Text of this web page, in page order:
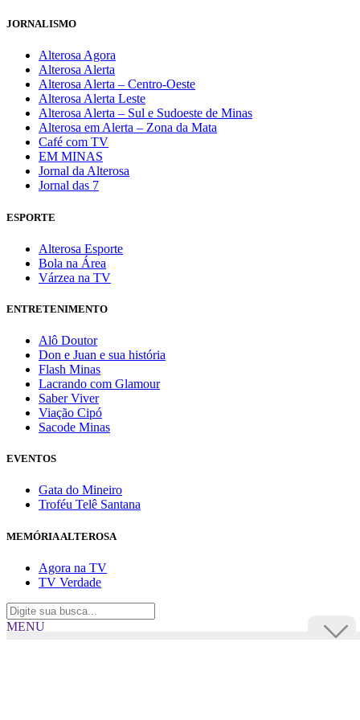
JORNALISMO
Alterosa Agora
Alterosa Alerta
Alterosa Alerta – Centro-Oeste
Alterosa Alerta Leste
Alterosa Alerta – Sul e Sudoeste de Minas
Alterosa em Alerta – Zona da Mata
Café com TV
EM MINAS
Jornal da Alterosa
Jornal das 7
ESPORTE
Alterosa Esporte
Bola na Área
Várzea na TV
ENTRETENIMENTO
Alô Doutor
Don e Juan e sua história
Flash Minas
Lacrando com Glamour
Saber Viver
Viação Cipó
Sacode Minas
EVENTOS
Gata do Mineiro
Troféu Telê Santana
MEMÓRIA ALTEROSA
Agora na TV
TV Verdade
MENU